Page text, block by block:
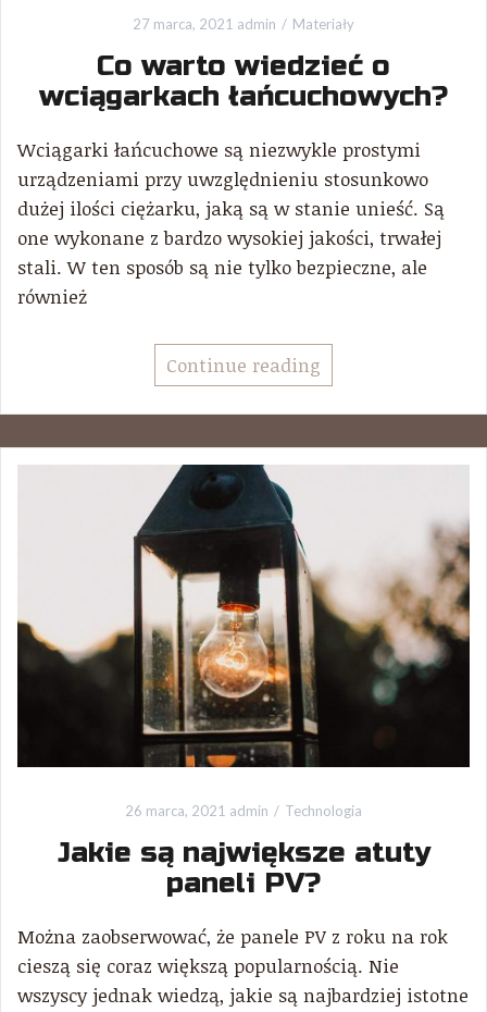
27 marca, 2021 admin Materiały
Co warto wiedzieć o
wciągarkach łańcuchowych?
Wciągarki łańcuchowe są niezwykle prostymi
urządzeniami przy uwzględnieniu stosunkowo
dużej ilości ciężarku, jaką są w stanie unieść. Są
one wykonane z bardzo wysokiej jakości, trwałej
stali. W ten sposób są nie tylko bezpieczne, ale
również
Continue reading
26 marca, 2021 admin Technologia
Jakie są największe atuty
paneli PV?
Można zaobserwować, że panele PV z roku na rok
cieszą się coraz większą popularnością. Nie
wszyscy jednak wiedzą, jakie są najbardziej istotne